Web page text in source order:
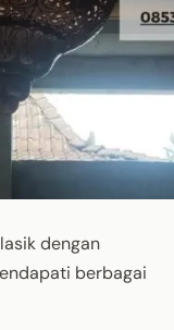
dengan
berbagai